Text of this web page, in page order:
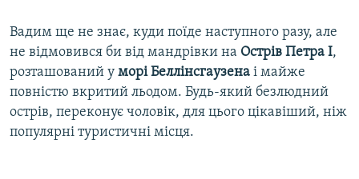
Вадим ще не знає, куди поїде наступного разу, але
не відмовився би від мандрівки на Острів Петра I,
розташований у морі Беллінсгаузена і майже
повністю вкритий льодом. Будь-який безлюдний
острів, переконує чоловік, для цього цікавіший, ніж
популярні туристичні місця.